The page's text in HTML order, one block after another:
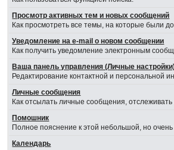
Просмотр активных тем и новых сообщений
Как просмотреть все темы, на которые были
Уведомление на е-mail о новом сообщении
Как получить уведомление электронным
Ваша панель управления (Личные
Редактирование контактной и персональной
Личные сообщения
Как отсылать личные сообщения,
Помошник
Полное пояснение к этой небольшой, но
Календарь